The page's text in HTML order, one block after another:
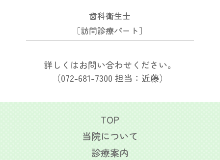
歯科衛生士
［訪問診療パート］
詳しくはお問い合わせください。
（072-681-7300 担当：近藤）
TOP
当院について
診療案内